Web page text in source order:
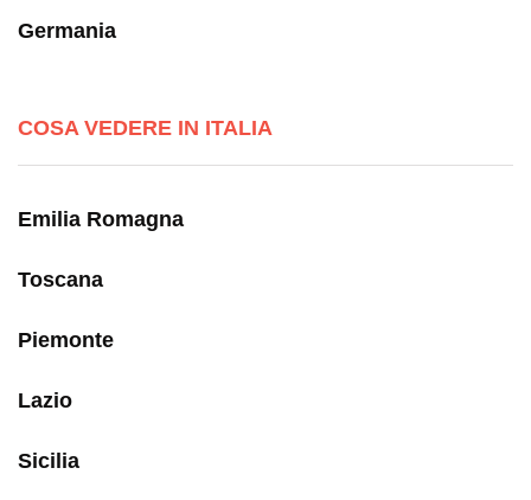
Germania
COSA VEDERE IN ITALIA
Emilia Romagna
Toscana
Piemonte
Lazio
Sicilia